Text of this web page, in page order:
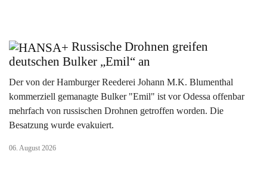
Russische Drohnen greifen
deutschen Bulker „Emil“ an
Der von der Hamburger Reederei Johann M.K. Blumenthal
kommerziell gemanagte Bulker "Emil" ist vor Odessa offenbar
mehrfach von russischen Drohnen getroffen worden. Die
Besatzung wurde evakuiert.
06. August 2026